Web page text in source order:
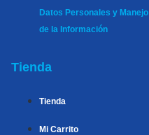
Datos Personales y Manejo
de la Información
Tienda
Tienda
Mi Carrito